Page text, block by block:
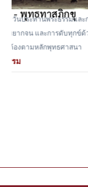
Inconvenient
ชาวพุทธ (บา
เราเป็นชาวพุทธเ
ศาสนาเป็นที่พึ่งเพื่อ
ที่อาจฟังไม่สบายใจ
เข้าใจทุ